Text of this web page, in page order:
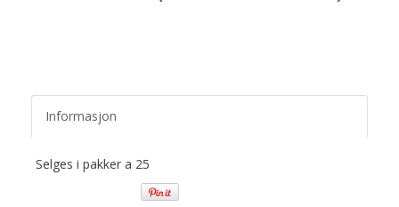
Informasjon
Selges i pakker a 25